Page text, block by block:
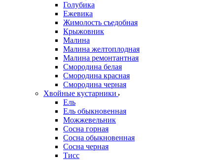
Голубика
Ежевика
Жимолость съедобная
Крыжовник
Малина
Малина желтоплодная
Малина ремонтантная
Смородина белая
Смородина красная
Смородина черная
Хвойные кустарники
Ель
Ель обыкновенная
Можжевельник
Сосна горная
Сосна обыкновенная
Сосна черная
Тисс